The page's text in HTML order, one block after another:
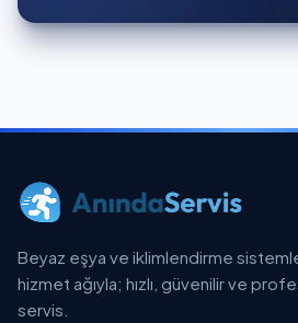
Beyaz eşya ve iklimlendirme
hizmet ağıyla; hızlı, güvenilir ve
servis.